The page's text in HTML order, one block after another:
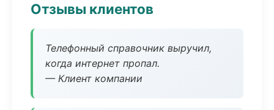
Отзывы клиентов
Телефонный справочник выручил,
когда интернет пропал.
— Клиент компании